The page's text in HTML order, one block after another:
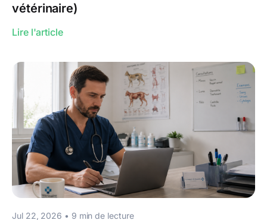
vétérinaire)
Lire l'article
Jul 22, 2026 • 9 min de lecture